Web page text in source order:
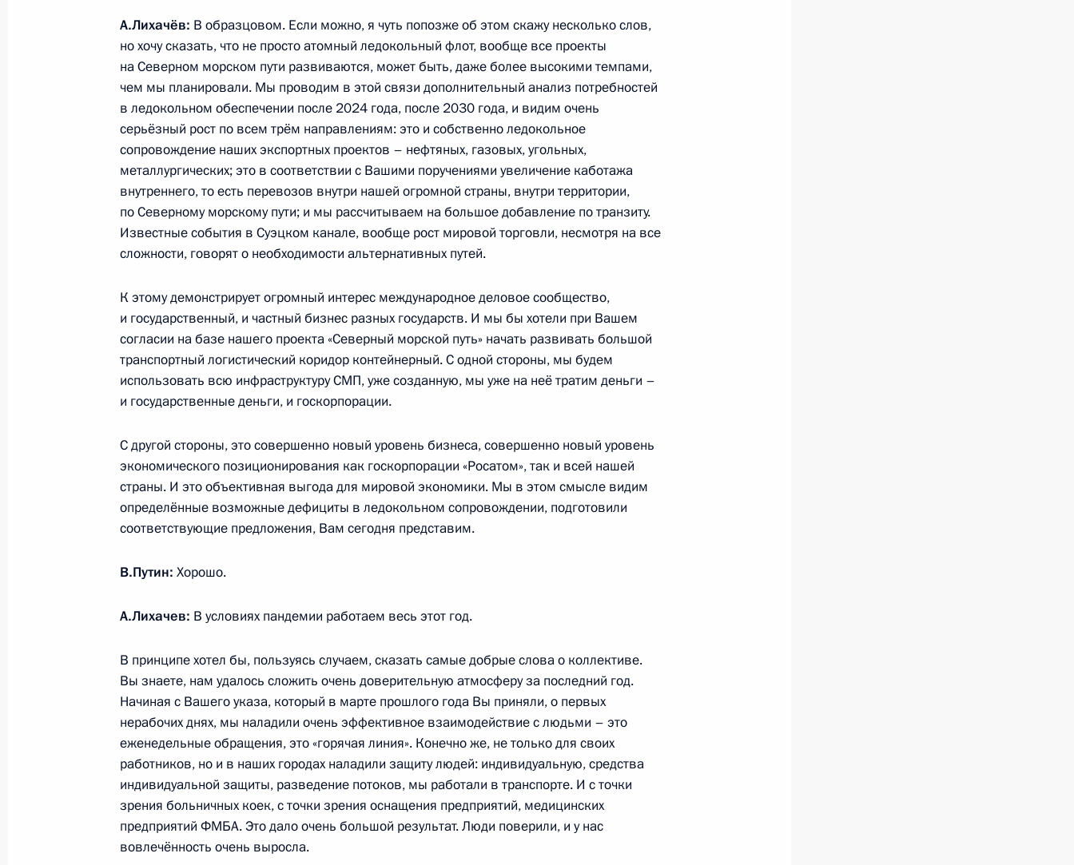
6 августа 2021 года, 16:00 Магнитогорск
5 августа 2021 года, четверг
Телефонный разговор с Президентом Эквадора Гильермо Лассо
5 августа 2021 года, 18:05
Совещание с членами Правительства
5 августа 2021 года, 16:30 Москва, Кремль
3 47м
4 августа 2021 года, среда
Встреча с руководителем госкорпорации «Росатом» Алексеем
Лихачёвым
3 августа 2021 года, вторник
Телефонный разговор с Президентом Боливии Луисом Арсе
Встреча с главой Карачаево-Черкесии Рашидом Темрезовым
3 августа 2021 года, 14:30
2 августа 2021 года, понедельник
Встреча с врио губернатора Пензенской области Олегом
Мельниченко
2 августа 2021 года, 13:45 Московская область, Ново-Огарёво
А.Лихачёв: В образцовом. Если можно, я чуть попозже об этом скажу несколько слов,
но хочу сказать, что не просто атомный ледокольный флот, вообще все проекты
на Северном морском пути развиваются, может быть, даже более высокими темпами,
чем мы планировали. Мы проводим в этой связи дополнительный анализ потребностей
в ледокольном обеспечении после 2024 года, после 2030 года, и видим очень
серьёзный рост по всем трём направлениям: это и собственно ледокольное
сопровождение наших экспортных проектов – нефтяных, газовых, угольных,
металлургических; это в соответствии с Вашими поручениями увеличение каботажа
внутреннего, то есть перевозов внутри нашей огромной страны, внутри территории,
по Северному морскому пути; и мы рассчитываем на большое добавление по транзиту.
Известные события в Суэцком канале, вообще рост мировой торговли, несмотря на все
сложности, говорят о необходимости альтернативных путей.
К этому демонстрирует огромный интерес международное деловое сообщество,
и государственный, и частный бизнес разных государств. И мы бы хотели при Вашем
согласии на базе нашего проекта «Северный морской путь» начать развивать большой
транспортный логистический коридор контейнерный. С одной стороны, мы будем
использовать всю инфраструктуру СМП, уже созданную, мы уже на неё тратим деньги –
и государственные деньги, и госкорпорации.
С другой стороны, это совершенно новый уровень бизнеса, совершенно новый уровень
экономического позиционирования как госкорпорации «Росатом», так и всей нашей
страны. И это объективная выгода для мировой экономики. Мы в этом смысле видим
определённые возможные дефициты в ледокольном сопровождении, подготовили
соответствующие предложения, Вам сегодня представим.
В.Путин: Хорошо.
А.Лихачев: В условиях пандемии работаем весь этот год.
В принципе хотел бы, пользуясь случаем, сказать самые добрые слова о коллективе.
Вы знаете, нам удалось сложить очень доверительную атмосферу за последний год.
Начиная с Вашего указа, который в марте прошлого года Вы приняли, о первых
нерабочих днях, мы наладили очень эффективное взаимодействие с людьми – это
еженедельные обращения, это «горячая линия». Конечно же, не только для своих
работников, но и в наших городах наладили защиту людей: индивидуальную, средства
индивидуальной защиты, разведение потоков, мы работали в транспорте. И с точки
зрения больничных коек, с точки зрения оснащения предприятий, медицинских
предприятий ФМБА. Это дало очень большой результат. Люди поверили, и у нас
вовлечённость очень выросла.